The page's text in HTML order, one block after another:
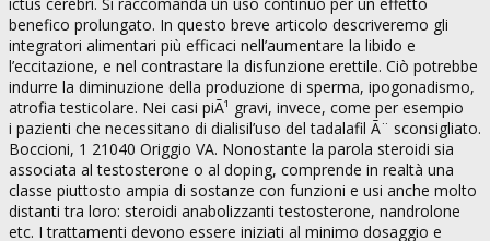
benefico prolungato. In questo breve articolo descriveremo gli
integratori alimentari più efficaci nell’aumentare la libido e
l’eccitazione, e nel contrastare la disfunzione erettile. Ciò potrebbe
indurre la diminuzione della produzione di sperma, ipogonadismo,
atrofia testicolare. Nei casi piÃ¹ gravi, invece, come per esempio
i pazienti che necessitano di dialisil’uso del tadalafil Ã¨ sconsigliato.
Boccioni, 1 21040 Origgio VA. Nonostante la parola steroidi sia
associata al testosterone o al doping, comprende in realtà una
classe piuttosto ampia di sostanze con funzioni e usi anche molto
distanti tra loro: steroidi anabolizzanti testosterone, nandrolone
etc. I trattamenti devono essere iniziati al minimo dosaggio e